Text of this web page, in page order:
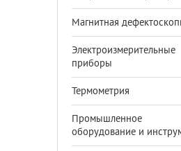
Магнитная
Электроизмерительные
приборы
Термометрия
Промышленное
оборудование и